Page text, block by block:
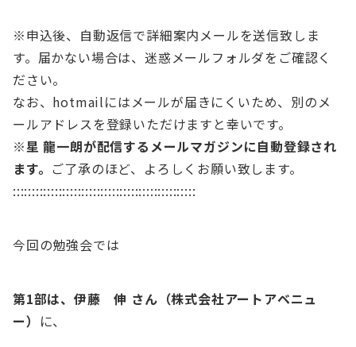
※申込後、自動返信で詳細案内メールを送信致しま
す。届かない場合は、迷惑メールフォルダをご確認く
ださい。
なお、hotmailにはメールが届きにくいため、別のメ
ールアドレスを登録いただけますと幸いです。
※星 龍一朗が配信するメールマガジンに自動登録され
ます。 ご了承のほど、よろしくお願い致します。
::::::::::::::::::::::::::::::::::::::::::::::::
今回の勉強会では
第1部は、伊藤 伸 さん（株式会社アートアベニュ
ー） に、